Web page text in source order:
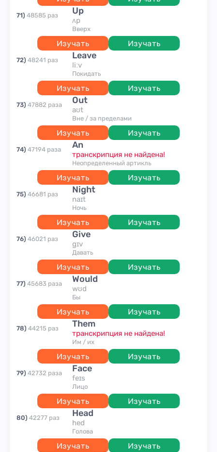
71) 48585 раз up
ʌp
вверх
Изучать Изучать
72) 48241 раз leave
liːv
покидать
Изучать Изучать
73) 47882 раза out
aʊt
вне / за пределами
Изучать Изучать
74) 47194 раза an
транскрипция не найдена!
неопределенный артикль
Изучать Изучать
75) 46681 раз night
naɪt
ночь
Изучать Изучать
76) 46021 раз give
gɪv
давать
Изучать Изучать
77) 45683 раза would
wʊd
бы
Изучать Изучать
78) 44215 раз them
транскрипция не найдена!
им / их
Изучать Изучать
79) 42732 раза face
feɪs
лицо
Изучать Изучать
80) 42277 раз head
hed
голова
Изучать Изучать